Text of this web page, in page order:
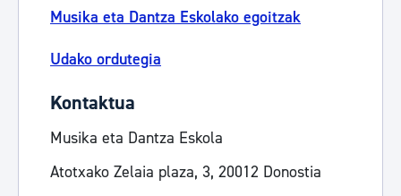
Musika eta Dantza Eskolako egoitzak
Udako ordutegia
Kontaktua
Musika eta Dantza Eskola
Atotxako Zelaia plaza, 3, 20012 Donostia